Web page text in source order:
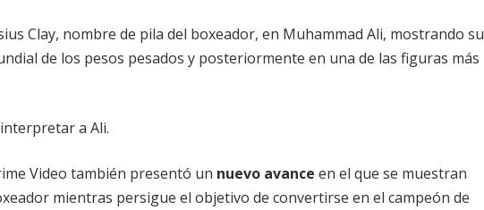
Clay, nombre de pila del boxeador, en Muhammad Ali, mostrando su
de los pesos pesados y posteriormente en una de las figuras más
a Ali.
Video también presentó un nuevo avance en el que se muestran
mientras persigue el objetivo de convertirse en el campeón de